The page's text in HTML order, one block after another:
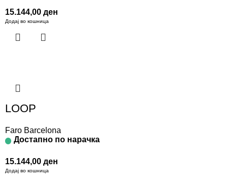
15.144,00 ден
Додај во кошница
LOOP
Faro Barcelona
Достапно по нарачка
15.144,00 ден
Додај во кошница